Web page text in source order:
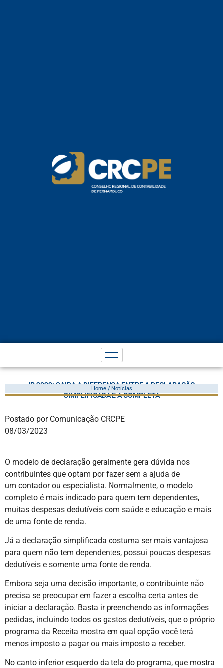
IR 2023: SAIBA A DIFERENÇA ENTRE A DECLARAÇÃO
SIMPLIFICADA E A COMPLETA
Home / Notícias
Postado por Comunicação CRCPE
08/03/2023
O modelo de declaração geralmente gera dúvida nos
contribuintes que optam por fazer sem a ajuda de
um contador ou especialista. Normalmente, o modelo
completo é mais indicado para quem tem dependentes,
muitas despesas dedutíveis com saúde e educação e mais
de uma fonte de renda.
Já a declaração simplificada costuma ser mais vantajosa
para quem não tem dependentes, possui poucas despesas
dedutíveis e somente uma fonte de renda.
Embora seja uma decisão importante, o contribuinte não
precisa se preocupar em fazer a escolha certa antes de
iniciar a declaração. Basta ir preenchendo as informações
pedidas, incluindo todos os gastos dedutíveis, que o próprio
programa da Receita mostra em qual opção você terá
menos imposto a pagar ou mais imposto a receber.
No canto inferior esquerdo da tela do programa, que mostra